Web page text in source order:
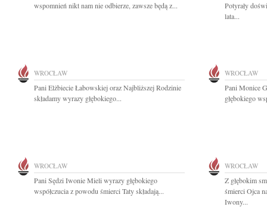
wspomnień nikt nam nie odbierze, zawsze będą z...
Potyrały
lata...
WROCŁAW
Pani Elżbiecie Łabowskiej oraz Najbliższej Rodzinie
składamy wyrazy głębokiego...
WROCŁAW
Pani Monice
głębokiego
WROCŁAW
Pani Sędzi Iwonie Mieli wyrazy głębokiego
współczucia z powodu śmierci Taty składają...
WROCŁAW
Z głębokim
śmierci Ojca
Iwony...